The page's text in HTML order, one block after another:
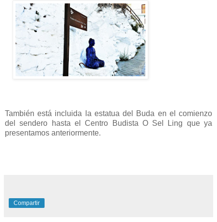
También está incluida la estatua del Buda en el comienzo
del sendero hasta el Centro Budista O Sel Ling que ya
presentamos anteriormente.
Compartir